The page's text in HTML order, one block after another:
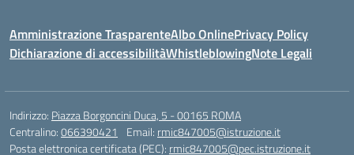
Amministrazione TrasparenteAlbo OnlinePrivacy Policy
Dichiarazione di accessibilitàWhistleblowingNote Legali
Indirizzo: Piazza Borgoncini Duca, 5 - 00165 ROMA
Centralino:066390421 Email: rmic847005@istruzione.it
Posta elettronica certificata (PEC): rmic847005@pec.istruzione.it